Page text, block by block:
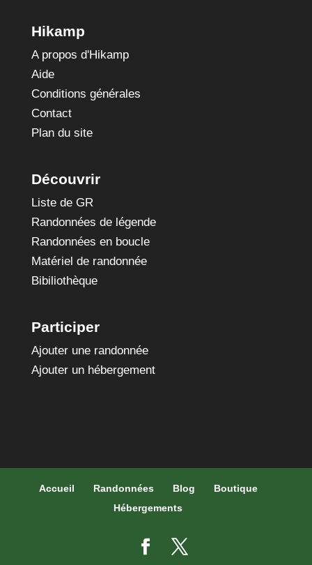
Hikamp
A propos d'Hikamp
Aide
Conditions générales
Contact
Plan du site
Découvrir
Liste de GR
Randonnées de légende
Randonnées en boucle
Matériel de randonnée
Bibiliothèque
Participer
Ajouter une randonnée
Ajouter un hébergement
Accueil Randonnées Blog
Boutique
Hébergements